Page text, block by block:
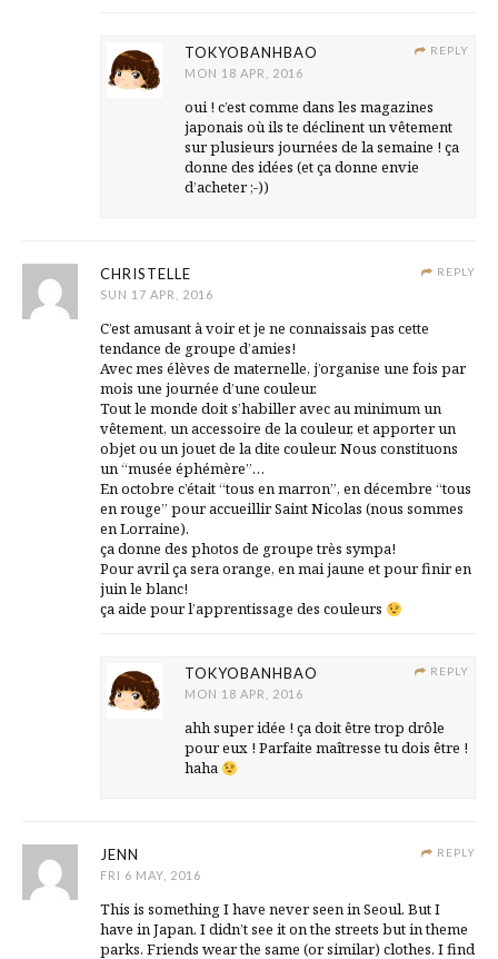
REPLY
TOKYOBANHBAO
MON 18 APR, 2016
oui ! c’est comme dans les magazines
japonais où ils te déclinent un vêtement
sur plusieurs journées de la semaine ! ça
donne des idées (et ça donne envie
d’acheter ;-))
REPLY
CHRISTELLE
SUN 17 APR, 2016
C’est amusant à voir et je ne connaissais pas cette
tendance de groupe d’amies!
Avec mes élèves de maternelle, j’organise une fois par
mois une journée d’une couleur.
Tout le monde doit s’habiller avec au minimum un
vêtement, un accessoire de la couleur, et apporter un
objet ou un jouet de la dite couleur. Nous constituons
un “musée éphémère”…
En octobre c’était “tous en marron”, en décembre “tous
en rouge” pour accueillir Saint Nicolas (nous sommes
en Lorraine).
ça donne des photos de groupe très sympa!
Pour avril ça sera orange, en mai jaune et pour finir en
juin le blanc!
ça aide pour l’apprentissage des couleurs
REPLY
TOKYOBANHBAO
MON 18 APR, 2016
ahh super idée ! ça doit être trop drôle
pour eux ! Parfaite maîtresse tu dois être !
haha
REPLY
JENN
FRI 6 MAY, 2016
This is something I have never seen in Seoul. But I
have in Japan. I didn’t see it on the streets but in theme
parks. Friends wear the same (or similar) clothes. I find